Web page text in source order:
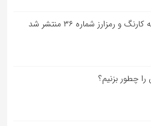
چطور بزنیم؟